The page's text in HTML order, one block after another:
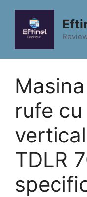
conținut
rufe
TDLR